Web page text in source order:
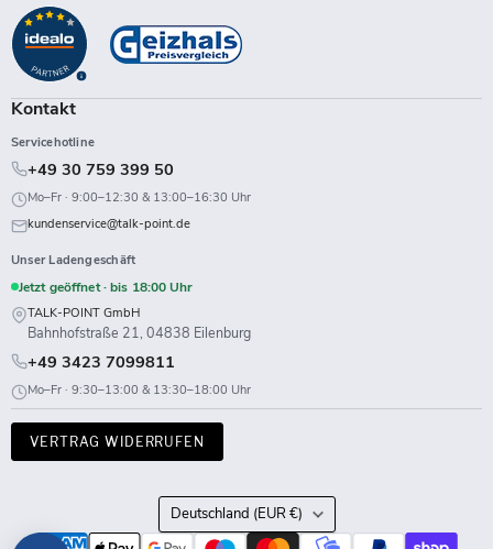
auf
Facebook
auf
Instagram
auf
LinkedIn
auf
TikTokTwitch
Kontakt
Servicehotline
+49 30 759 399 50
Mo–Fr · 9:00–12:30 & 13:00–16:30 Uhr
kundenservice@talk-point.de
Unser Ladengeschäft
Jetzt geöffnet · bis 18:00 Uhr
TALK-POINT GmbH
Bahnhofstraße 21, 04838 Eilenburg
+49 3423 7099811
Mo–Fr · 9:30–13:00 & 13:30–18:00 Uhr
VERTRAG WIDERRUFEN
Land
Deutschland (EUR €)